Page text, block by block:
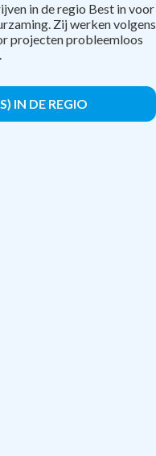
in de regio Best in voor
Zij werken volgens
projecten probleemloos
IN DE REGIO